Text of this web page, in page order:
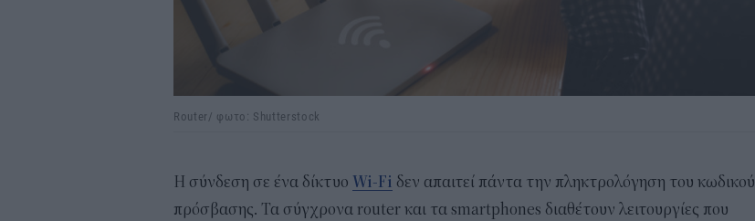
Router/ φωτο: Shutterstock
Η σύνδεση σε ένα δίκτυο Wi-Fi δεν απαιτεί πάντα την πληκτρολόγηση του κωδικού
πρόσβασης. Τα σύγχρονα router και τα smartphones διαθέτουν λειτουργίες που